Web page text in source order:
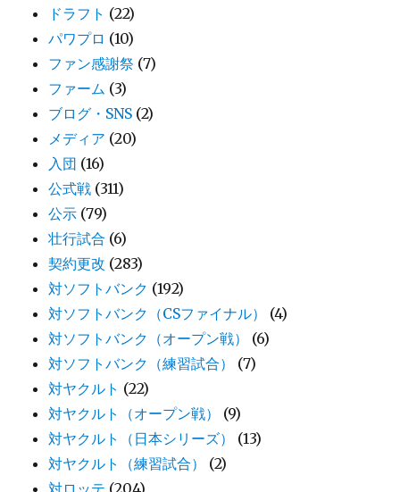
ドラフト (22)
パワプロ (10)
ファン感謝祭 (7)
ファーム (3)
ブログ・SNS (2)
メディア (20)
入団 (16)
公式戦 (311)
公示 (79)
壮行試合 (6)
契約更改 (283)
対ソフトバンク (192)
対ソフトバンク（CSファイナル）
(4)
対ソフトバンク（オープン戦）
(6)
対ソフトバンク（練習試合）
(7)
対ヤクルト (22)
対ヤクルト（オープン戦）
(9)
対ヤクルト（日本シリーズ）
(13)
対ヤクルト（練習試合）
(2)